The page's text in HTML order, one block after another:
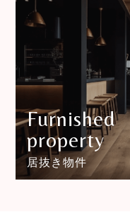
Furnished
property
居抜き物件